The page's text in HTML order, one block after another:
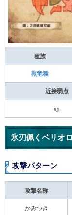
種族
獣竜種
近接弱点
頭
氷刃佩くベリオ
攻撃パターン
攻撃名称
かみつき